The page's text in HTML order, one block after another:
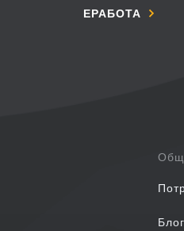
ЕРАБОТА
Блог